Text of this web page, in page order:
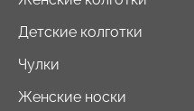
Детские колготки
Чулки
Женские носки